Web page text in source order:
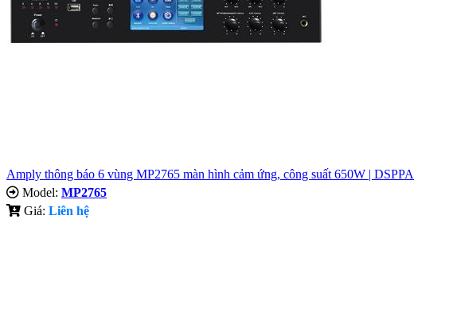
Amply thông báo 6 vùng MP2765 màn hình cảm ứng, công suất 650W | DSPPA
Model: MP2765
Giá: Liên hệ